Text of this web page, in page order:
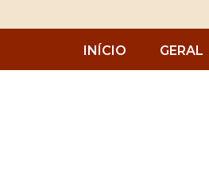
INÍCIO GERAL